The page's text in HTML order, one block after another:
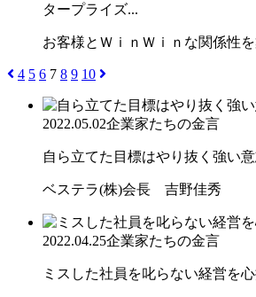
タープライズ...
お客様とＷｉｎＷｉｎな関係性を
4 5 6 7 8 9 10
2022.05.02企業家たちの金言
自ら立てた目標はやり抜く強い
ベステラ(株)会長 吉野佳秀
2022.04.25企業家たちの金言
ミスした社員を叱らない経営を